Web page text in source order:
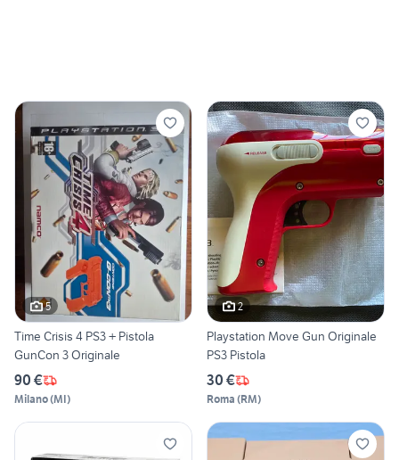
5
Time Crisis 4 PS3 + Pistola
GunCon 3 Originale
90 €
Milano(MI)
2
Playstation Move Gun Originale
PS3 Pistola
30 €
Roma (RM)